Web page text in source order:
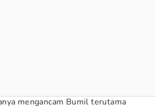
mengancam Bumil terutama